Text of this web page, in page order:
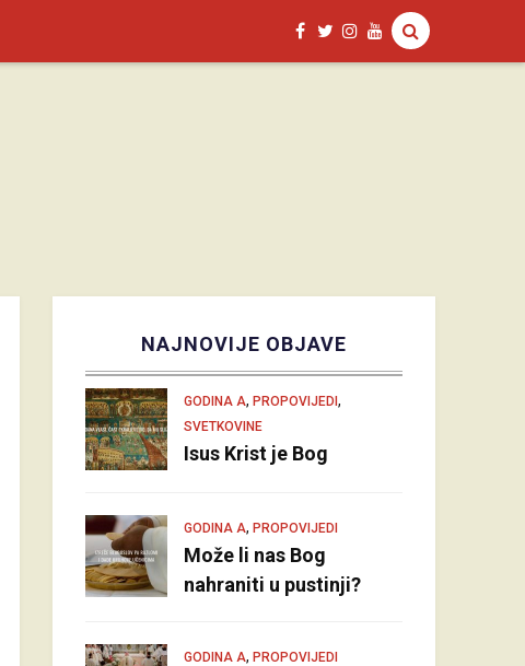
NAJNOVIJE OBJAVE
GODINA A, PROPOVIJEDI ,
SVETKOVINE
Isus Krist je Bog
GODINA A, PROPOVIJEDI
Može li nas Bog
nahraniti u pustinji?
GODINA A, PROPOVIJEDI